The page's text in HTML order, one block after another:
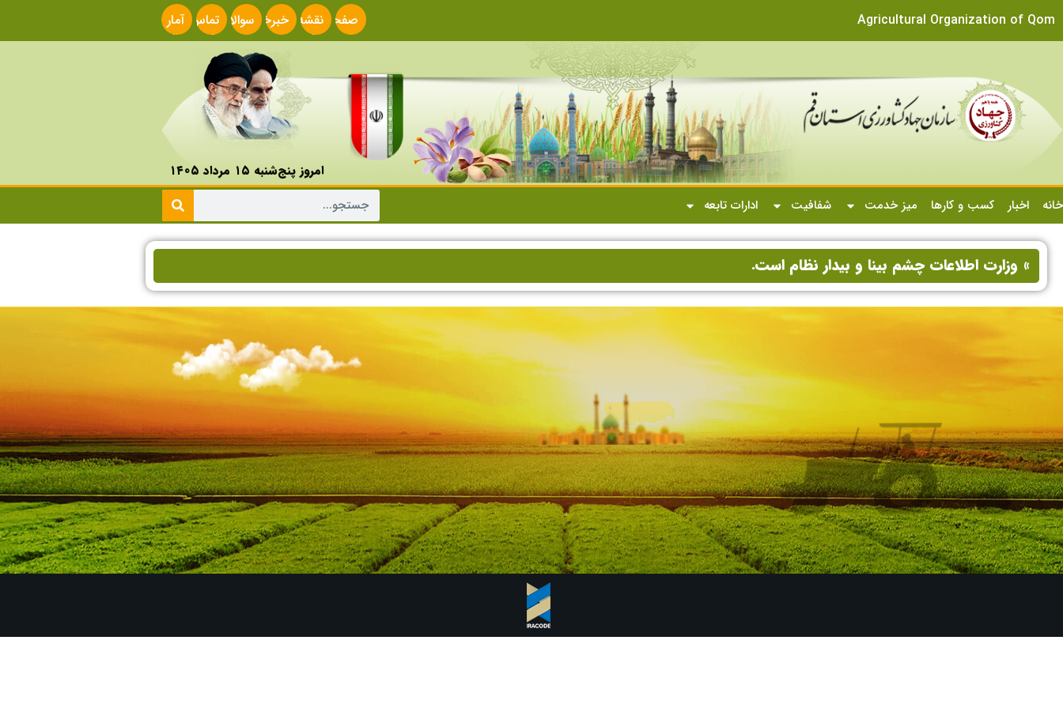
Agricultural Organization of Qom
صفحه
اصلی
نقشه
سایت
خبرخوانسوالات
متداول
تماس
با ما
آمار
سایت
امروز پنج‌شنبه ۱۵ مرداد ۱۴۰۵
خانه
اخبار کسب و کارها میز خدمت شفافیت ادارات تابعه
» وزارت اطلاعات چشم بینا و بیدار نظام است.